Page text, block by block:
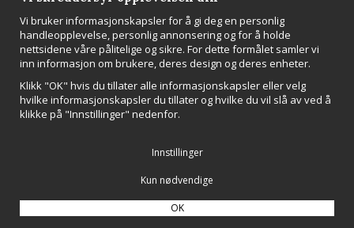
Kläder - PACER - ROAD RUNNING
PACER M
PACER W
Kläder - PREMIER - JERSEYS & TEES
PREMIER FADE JERSEY M
PREMIER FADE JERSEY W
PREMIER SOLID JERSEY M
Kläder - PRO CONTROL - BAGS
PRO CONTROL 2 LAYER EQUIPMENT BIG BAG
Vi bruker informasjonskapsler for å gi deg en personlig
handleopplevelse, personlig annonsering og for å holde
nettsidene våre pålitelige og sikre. For dette formålet samler vi
inn informasjon om brukere, deres design og deres enheter.
Klikk "OK" hvis du tillater alle informasjonskapsler eller velg
hvilke informasjonskapsler du tillater og hvilke du vil slå av ved å
klikke på "Innstillinger" nedenfor.
Innstillinger
Kun nødvendige
OK